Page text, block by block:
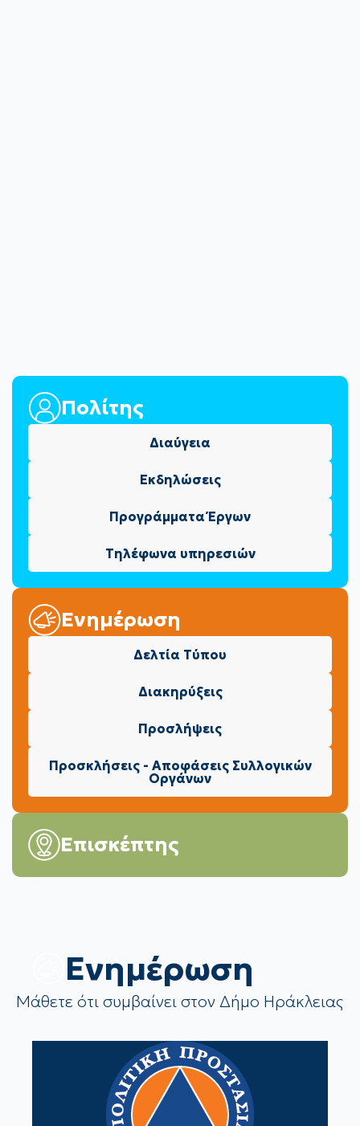
Πολίτης
Διαύγεια
Εκδηλώσεις
Προγράμματα Έργων
Τηλέφωνα υπηρεσιών
Ενημέρωση
Δελτία Τύπου
Διακηρύξεις
Προσλήψεις
Προσκλήσεις - Αποφάσεις Συλλογικών
Οργάνων
Επισκέπτης
Eνημέρωση
Μάθετε ότι συμβαίνει στον Δήμο Ηράκλειας